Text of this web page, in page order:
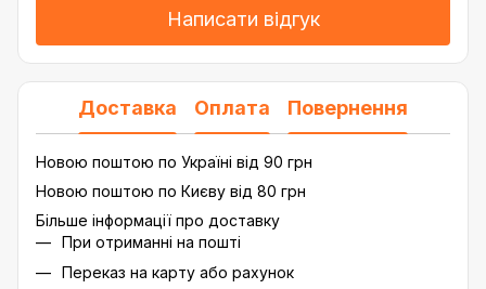
Написати відгук
Доставка Оплата Повернення
Новою поштою по Україні від 90 грн
Новою поштою по Києву від 80 грн
Більше інформації про доставку
При отриманні на пошті
Переказ на карту або рахунок